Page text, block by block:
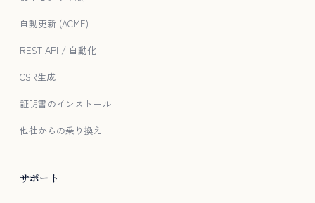
自動更新 (ACME)
REST API / 自動化
CSR生成
証明書のインストール
他社からの乗り換え
サポート